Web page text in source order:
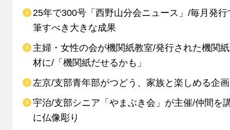
25年で300号「西野山分会ニュース」/毎月発行
筆すべき大きな成果
主婦・女性の会が機関紙教室/発行された機関
材に/「機関紙だせるかも」
左京/支部青年部がつどう、家族と楽しめる企
宇治/支部シニア「やまぶき会」が主催/仲間を
に仏像彫り